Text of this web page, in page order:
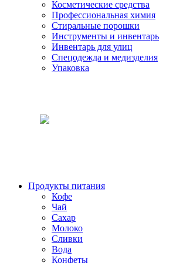
Косметические средства
Профессиональная химия
Стиральные порошки
Инструменты и инвентарь
Инвентарь для улиц
Спецодежда и медизделия
Упаковка
Продукты питания
Кофе
Чай
Сахар
Молоко
Сливки
Вода
Конфеты